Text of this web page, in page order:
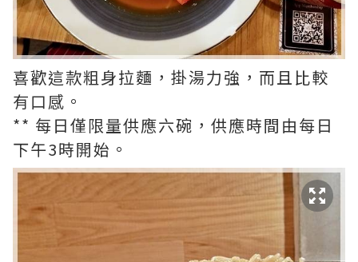
喜歡這款粗身拉麵，掛湯力強，而且比較
有口感。
** 每日僅限量供應六碗，供應時間由每日
下午3時開始。